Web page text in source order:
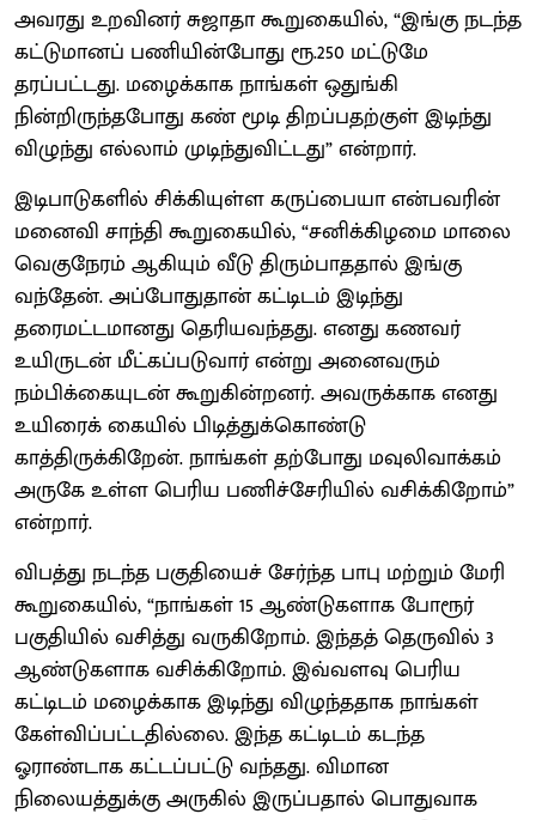
அவரது உறவினர் சுஜாதா கூறுகையில், “இங்கு நடந்த
கட்டுமானப் பணியின்போது ரூ.250 மட்டுமே
தரப்பட்டது. மழைக்காக நாங்கள் ஒதுங்கி
நின்றிருந்தபோது கண் மூடி திறப்பதற்குள் இடிந்து
விழுந்து எல்லாம் முடிந்துவிட்டது” என்றார்.
இடிபாடுகளில் சிக்கியுள்ள கருப்பையா என்பவரின்
மனைவி சாந்தி கூறுகையில், “சனிக்கிழமை மாலை
வெகுநேரம் ஆகியும் வீடு திரும்பாததால் இங்கு
வந்தேன். அப்போதுதான் கட்டிடம் இடிந்து
தரைமட்டமானது தெரியவந்தது. எனது கணவர்
உயிருடன் மீட்கப்படுவார் என்று அனைவரும்
நம்பிக்கையுடன் கூறுகின்றனர். அவருக்காக எனது
உயிரைக் கையில் பிடித்துக்கொண்டு
காத்திருக்கிறேன். நாங்கள் தற்போது மவுலிவாக்கம்
அருகே உள்ள பெரிய பணிச்சேரியில் வசிக்கிறோம்”
என்றார்.
விபத்து நடந்த பகுதியைச் சேர்ந்த பாபு மற்றும் மேரி
கூறுகையில், “நாங்கள் 15 ஆண்டுகளாக போரூர்
பகுதியில் வசித்து வருகிறோம். இந்தத் தெருவில் 3
ஆண்டுகளாக வசிக்கிறோம். இவ்வளவு பெரிய
கட்டிடம் மழைக்காக இடிந்து விழுந்ததாக நாங்கள்
கேள்விப்பட்டதில்லை. இந்த கட்டிடம் கடந்த
ஓராண்டாக கட்டப்பட்டு வந்தது. விமான
நிலையத்துக்கு அருகில் இருப்பதால் பொதுவாக